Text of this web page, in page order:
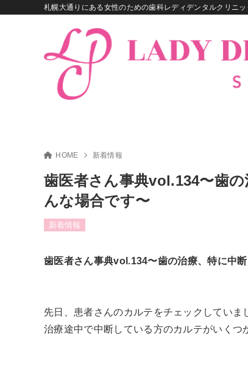
札幌大通りにある女性のための歯科レディデンタルクリニ
HOME 新着情報
歯医者さん事典vol.134〜歯
んな場合です〜
新着情報
歯医者さん事典vol.134〜歯の治療、特に中
先日、患者さんのカルテをチェックしていま
治療途中で中断している方のカルテがいくつ